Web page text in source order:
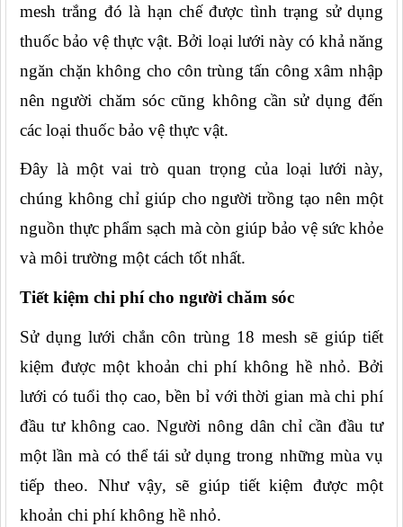
mesh trắng đó là hạn chế được tình trạng sử dụng
thuốc bảo vệ thực vật. Bởi loại lưới này có khả năng
ngăn chặn không cho côn trùng tấn công xâm nhập
nên người chăm sóc cũng không cần sử dụng đến
các loại thuốc bảo vệ thực vật.
Đây là một vai trò quan trọng của loại lưới này,
chúng không chỉ giúp cho người trồng tạo nên một
nguồn thực phẩm sạch mà còn giúp bảo vệ sức khỏe
và môi trường một cách tốt nhất.
Tiết kiệm chi phí cho người chăm sóc
Sử dụng lưới chắn côn trùng 18 mesh sẽ giúp tiết
kiệm được một khoản chi phí không hề nhỏ. Bởi
lưới có tuổi thọ cao, bền bỉ với thời gian mà chi phí
đầu tư không cao. Người nông dân chỉ cần đầu tư
một lần mà có thể tái sử dụng trong những mùa vụ
tiếp theo. Như vậy, sẽ giúp tiết kiệm được một
khoản chi phí không hề nhỏ.